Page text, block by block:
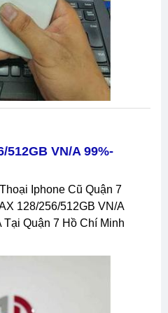
512GB VN/A 99%-
128/256/512GB VN/A
Quận 7 Hồ Chí Minh